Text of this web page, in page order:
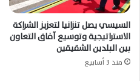
السيسي يصل تنزانيا لتعزيز الشراكة
الاستراتيجية وتوسيع آفاق التعاون
بين البلدين الشقيقين
منذ 3 أسابيع